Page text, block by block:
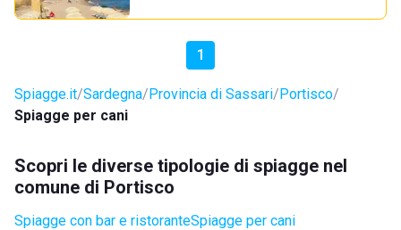
1
Spiagge.it Sardegna Provincia di Sassari Portisco
Spiagge per cani
Scopri le diverse tipologie di spiagge nel
comune di Portisco
Spiagge con bar e ristoranteSpiagge per cani